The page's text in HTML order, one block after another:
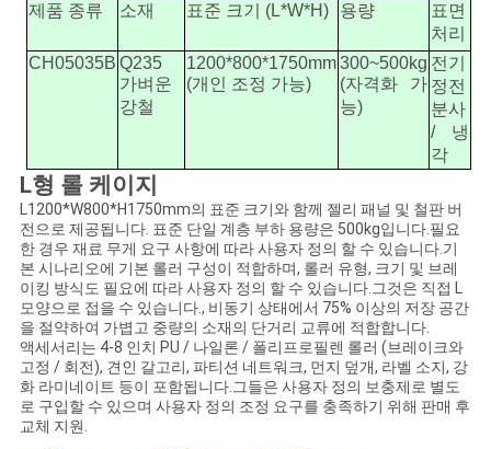
정
보
정
책
제품 종류 소재 표준 크기 (L*W*H) 용량
표면
처리
CH05035B Q235
가벼운
강철
1200*800*1750mm
(개인 조정 가능)
300~500kg
(자격화 가
능)
전기
정전
분사
/ 냉
각
L형 롤 케이지
L1200*W800*H1750mm의 표준 크기와 함께 젤리 패널 및 철판 버
전으로 제공됩니다. 표준 단일 계층 부하 용량은 500kg입니다.필요
한 경우 재료 무게 요구 사항에 따라 사용자 정의 할 수 있습니다.기
본 시나리오에 기본 롤러 구성이 적합하며, 롤러 유형, 크기 및 브레
이킹 방식도 필요에 따라 사용자 정의 할 수 있습니다.그것은 직접 L
모양으로 접을 수 있습니다., 비동기 상태에서 75% 이상의 저장 공간
을 절약하여 가볍고 중량의 소재의 단거리 교류에 적합합니다.
액세서리는 4-8 인치 PU / 나일론 / 폴리프로필렌 롤러 (브레이크와
고정 / 회전), 견인 갈고리, 파티션 네트워크, 먼지 덮개, 라벨 소지, 강
화 라미네이트 등이 포함됩니다.그들은 사용자 정의 보충제로 별도
로 구입할 수 있으며 사용자 정의 조정 요구를 충족하기 위해 판매 후
교체 지원.